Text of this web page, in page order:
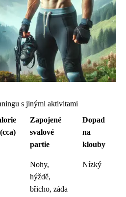
s jinými aktivitami
Zapojené
svalové
partie
Dopad
na
klouby
Nohy,
hýždě,
břicho, záda
Nízký